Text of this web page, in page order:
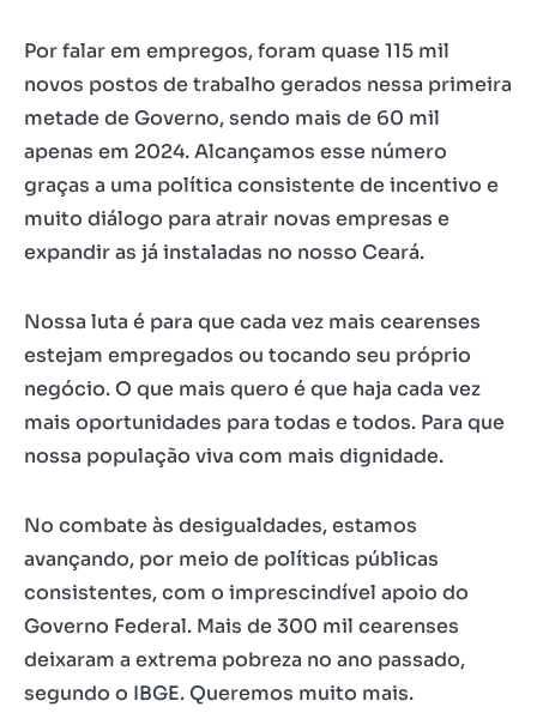
Por falar em empregos, foram quase 115 mil
novos postos de trabalho gerados nessa primeira
metade de Governo, sendo mais de 60 mil
apenas em 2024. Alcançamos esse número
graças a uma política consistente de incentivo e
muito diálogo para atrair novas empresas e
expandir as já instaladas no nosso Ceará.
Nossa luta é para que cada vez mais cearenses
estejam empregados ou tocando seu próprio
negócio. O que mais quero é que haja cada vez
mais oportunidades para todas e todos. Para que
nossa população viva com mais dignidade.
No combate às desigualdades, estamos
avançando, por meio de políticas públicas
consistentes, com o imprescindível apoio do
Governo Federal. Mais de 300 mil cearenses
deixaram a extrema pobreza no ano passado,
segundo o IBGE. Queremos muito mais.